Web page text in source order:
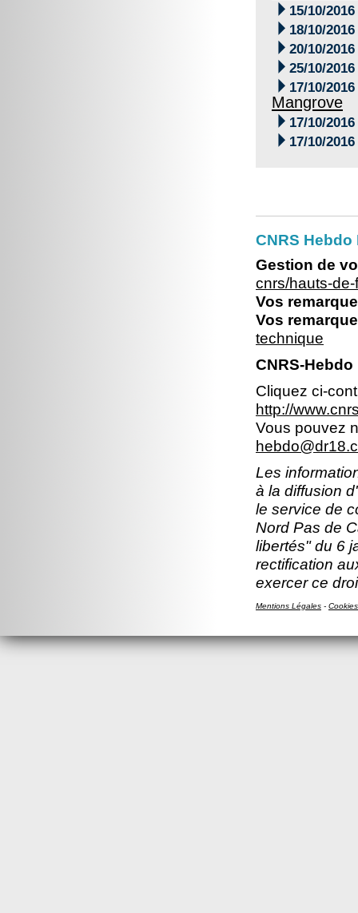
 15/10/2016
 18/10/2016
 20/10/2016
 25/10/2016
 17/10/2016
Mangrove
 17/10/2016
 17/10/2016
CNRS
Gestion de
cnrs/hauts-
Vos
Vos
technique
CNRS-
Cliquez ci-
http://
Vous pouvez
Les
à la diffusion
le service de
Nord Pas de
libertés" du 6
rectification
exercer ce
Mentions Légales - Cookies